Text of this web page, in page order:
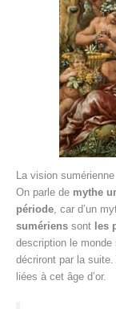
La vision sumérienne
On parle de mythe
période, car d’un
sumériens sont les
description le monde
décriront par la
liées à cet âge d’or.